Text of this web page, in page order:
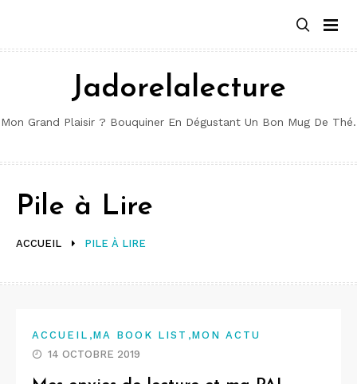
contenu
Jadorelalecture
Mon Grand Plaisir ? Bouquiner En Dégustant Un Bon Mug De Thé.
ACCUEIL PILE À LIRE
Pile à Lire
ACCUEIL ,MA BOOK LIST ,MON ACTU
14 OCTOBRE 2019